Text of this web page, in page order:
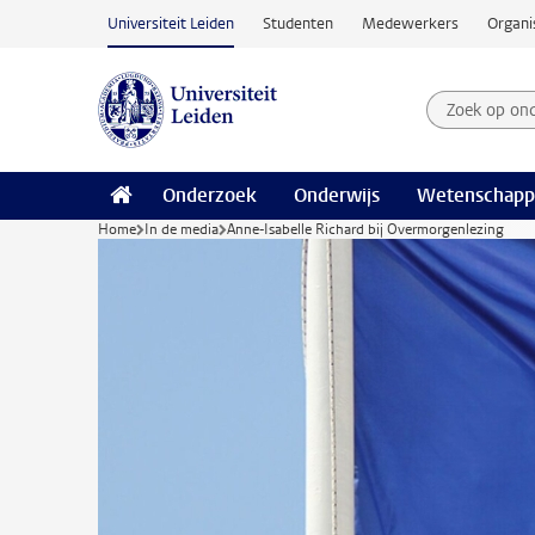
Ga naar hoofdinhoud
Universiteit Leiden Studenten Medewerkers
Zoek op
Zoekterm
Onderzoek Onderwijs
Home In de media Anne-Isabelle Richard bij Overmorgenlezing